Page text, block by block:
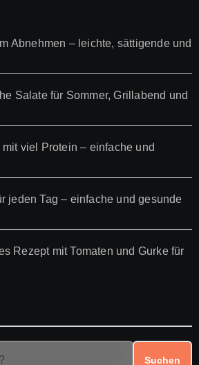
Abnehmen – leichte, sättigende und
Salate für Sommer, Grillabend und
viel Protein – einfache und
jeden Tag – einfache und gesunde
Rezept mit Tomaten und Gurke für
Suchen